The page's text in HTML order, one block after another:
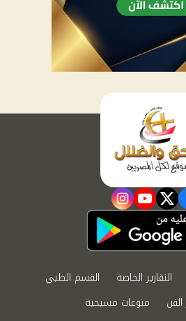
twitter
youtube
instagram
التقارير الخاصة
القسم الطبي
الفن
منوعات مسيحية